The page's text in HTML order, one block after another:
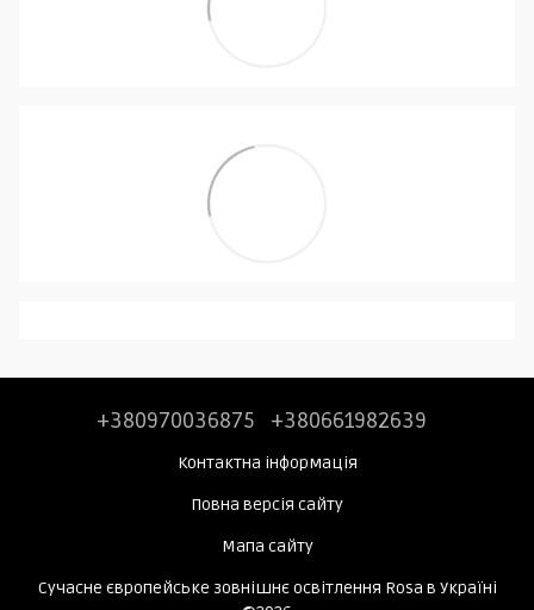
+380970036875 +380661982639
Контактна інформація
Повна версія сайту
Мапа сайту
Сучасне європейське зовнішнє освітлення Rosa в Україні